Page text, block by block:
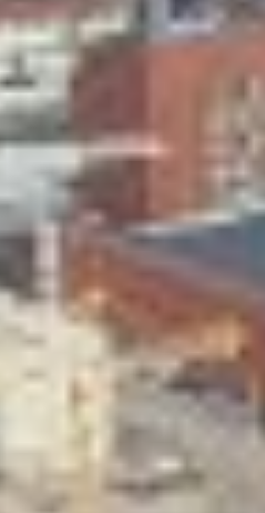
Skeittihalli
Varhaiskasvatus
Ateria- ja välipalamaksut
Mämminiemi
Taideapteekki
Kirjasto
Valon Kaupunki